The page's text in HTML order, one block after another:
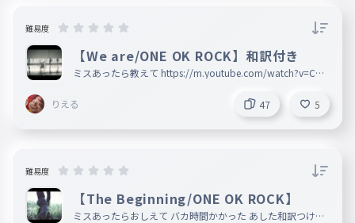
難易度
【We are/ONE OK ROCK】和訳付き
ミスあったら教えて https://m.youtube.com/watch?v=CRL
りえる
47 5
難易度
【The Beginning/ONE OK ROCK】
ミスあったらおしえて バカ時間かかった あした和訳つける